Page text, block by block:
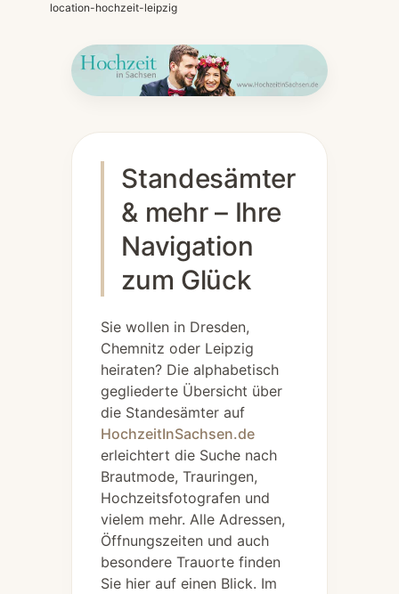
location-hochzeit-leipzig
Standesämter
& mehr – Ihre
Navigation
zum Glück
Sie wollen in Dresden,
Chemnitz oder Leipzig
heiraten? Die alphabetisch
gegliederte Übersicht über
die Standesämter auf
HochzeitInSachsen.de
erleichtert die Suche nach
Brautmode, Trauringen,
Hochzeitsfotografen und
vielem mehr. Alle Adressen,
Öffnungszeiten und auch
besondere Trauorte finden
Sie hier auf einen Blick. Im